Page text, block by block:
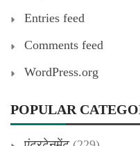
Entries feed
Comments feed
WordPress.org
POPULAR